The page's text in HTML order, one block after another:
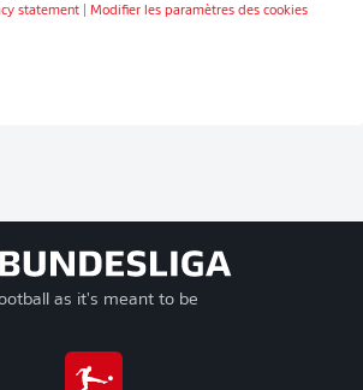
statement| Modifier les paramètres des cookies
as it's meant to be